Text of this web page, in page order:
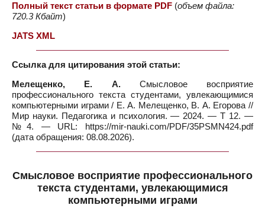
Полный текст статьи в формате PDF (объем файла:
720.3 Кбайт)
JATS XML
Ссылка для цитирования этой статьи:
Мелещенко, Е. А.Смысловое восприятие
профессионального текста студентами, увлекающимися
компьютерными играми / Е. А. Мелещенко, В. А. Егорова //
Мир науки. Педагогика и психология. — 2024. — Т 12. —
№4. — URL: https://mir-nauki.com/PDF/35PSMN424.pdf
(дата обращения: 08.08.2026).
Смысловое восприятие профессионального
текста студентами, увлекающимися
компьютерными играми